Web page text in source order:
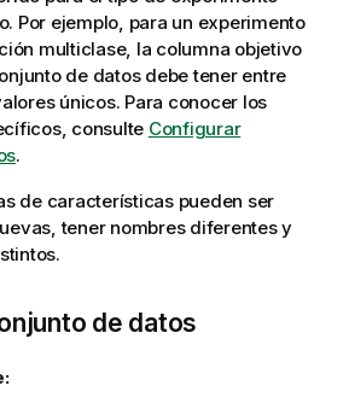
Por ejemplo, para un experimento
multiclase, la columna objetivo
de datos debe tener entre
únicos. Para conocer los
consulte Configurar
.
de características pueden ser
tener nombres diferentes y
de datos